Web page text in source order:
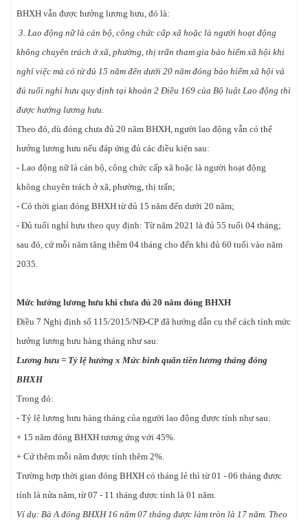
BHXH vẫn được hưởng lương hưu, đó là:
3. Lao động nữ là cán bộ, công chức cấp xã hoặc là người hoạt động
không chuyên trách ở xã, phường, thị trấn tham gia bảo hiểm xã hội khi
nghỉ việc mà có từ đủ 15 năm đến dưới 20 năm đóng bảo hiểm xã hội và
đủ tuổi nghỉ hưu quy định tại khoản 2 Điều 169 của Bộ luật Lao động thì
được hưởng lương hưu.
Theo đó, dù đóng chưa đủ 20 năm BHXH, người lao động vẫn có thể
hưởng lương hưu nếu đáp ứng đủ các điều kiện sau:
- Lao động nữ là cán bộ, công chức cấp xã hoặc là người hoạt động
không chuyên trách ở xã, phường, thị trấn;
- Có thời gian đóng BHXH từ đủ 15 năm đến dưới 20 năm;
- Đủ tuổi nghỉ hưu theo quy định: Từ năm 2021 là đủ 55 tuổi 04 tháng;
sau đó, cứ mỗi năm tăng thêm 04 tháng cho đến khi đủ 60 tuổi vào năm
2035.
Mức hưởng lương hưu khi chưa đủ 20 năm đóng BHXH
Điều 7 Nghị định số 115/2015/NĐ-CP đã hướng dẫn cụ thể cách tính mức
hưởng lương hưu hàng tháng như sau:
Lương hưu = Tỷ lệ hưởng x Mức bình quân tiền lương tháng đóng
BHXH
Trong đó:
- Tỷ lệ lương hưu hàng tháng của người lao động được tính như sau:
+ 15 năm đóng BHXH tương ứng với 45%.
+ Cứ thêm mỗi năm được tính thêm 2%.
Trường hợp thời gian đóng BHXH có tháng lẻ thì từ 01 - 06 tháng được
tính là nửa năm, từ 07 - 11 tháng được tính là 01 năm.
Ví dụ: Bà A đóng BHXH 16 năm 07 tháng được làm tròn là 17 năm. Theo